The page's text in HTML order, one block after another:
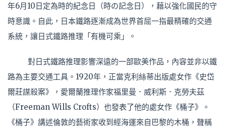
年6月10日定為時的紀念日（時の記念日），藉以強化國民的守
時意識。自此，日本鐵路逐漸成為世界首屈一指最精確的交通
系統，讓日式鐵路推理「有機可乘」。
對日式鐵路推理影響深遠的一部歐美作品，內容並非以鐵
路為主要交通工具。1920年，正當克利絲蒂出版處女作《史岱
爾莊謀殺案》，愛爾蘭推理作家福里曼．威利斯．克勞夫茲
（Freeman Wills Crofts）也發表了他的處女作《桶子》。
《桶子》講述倫敦的藝術家收到經海運來自巴黎的木桶，聲稱